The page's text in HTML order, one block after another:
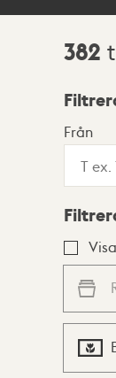
382
Lista
Från